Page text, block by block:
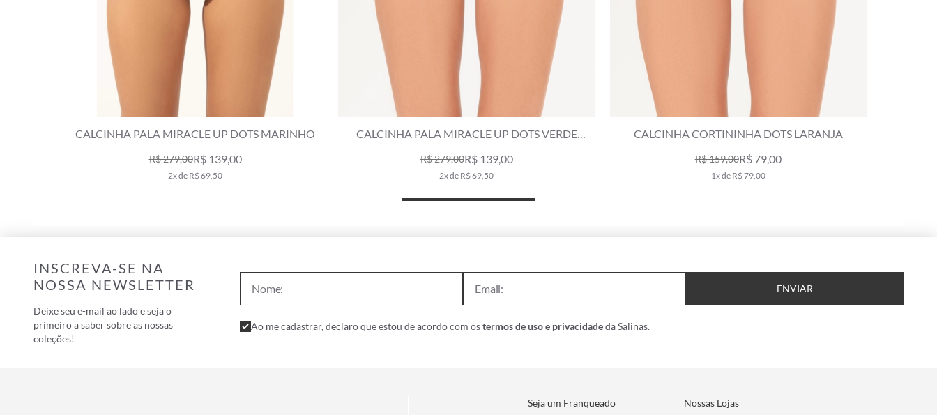
CALCINHA PALA MIRACLE UP DOTS VERDE
R$ 279,00R$ 139,00
2x de R$ 69,50
CALCINHA CORTININHA DOTS LARANJA
R$ 159,00R$ 79,00
1x de R$ 79,00
CALCINHA FINA MIRACLE UP ESSENTIAL
R$ 139,00R$ 98,00
1x de R$ 98,00
INSCREVA-SE NA
NOSSA NEWSLETTER
Deixe seu e-mail ao lado e seja o
primeiro a saber sobre as nossas
coleções!
ENVIAR
Ao me cadastrar, declaro que estou de acordo com ostermos de uso e privacidadeda Salinas.
Seja um Franqueado Nossas Lojas